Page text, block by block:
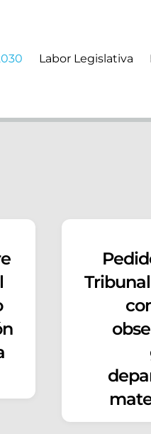
Labor Legislativa